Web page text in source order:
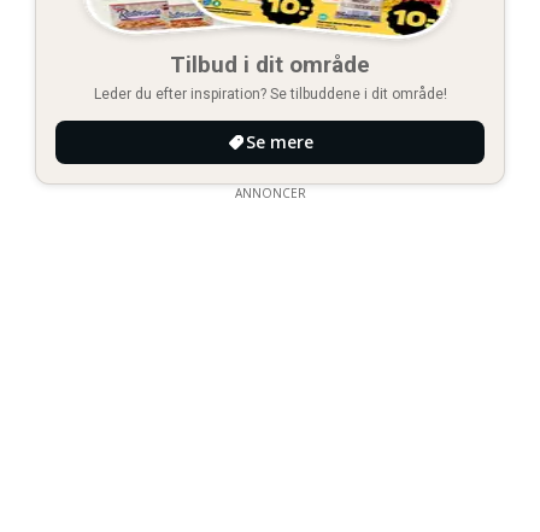
Tilbud i dit område
Leder du efter inspiration? Se tilbuddene i dit område!
Se mere
ANNONCER